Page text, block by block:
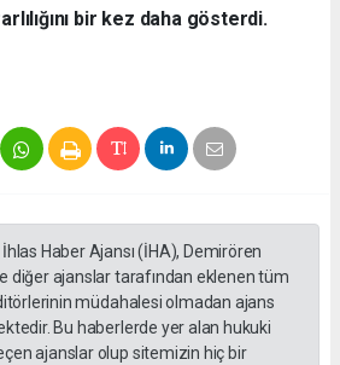
bir kez daha gösterdi.
Haber Ajansı (İHA), Demirören
diğer ajanslar tarafından eklenen tüm
müdahalesi olmadan ajans
Bu haberlerde yer alan hukuki
ajanslar olup sitemizin hiç bir